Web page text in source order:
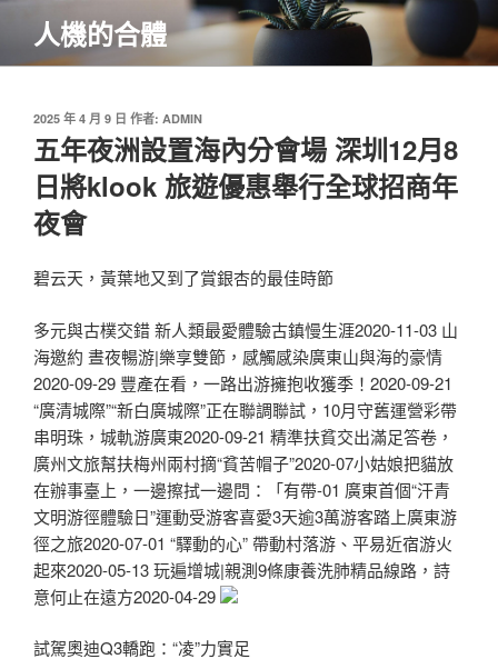
主
人機的合體
發
佈
於
2025 年 4 月 9 日 作者: ADMIN
五年夜洲設置海內分會場 深圳12月8
日將klook 旅遊優惠舉行全球招商年
夜會
碧云天，黃葉地又到了賞銀杏的最佳時節
多元與古樸交錯 新人類最愛體驗古鎮慢生涯2020-11-03 山
海邀約 晝夜暢游|樂享雙節，感觸感染廣東山與海的豪情
2020-09-29 豐產在看，一路出游擁抱收獲季！2020-09-21
“廣清城際”“新白廣城際”正在聯調聯試，10月守舊運營彩帶
串明珠，城軌游廣東2020-09-21 精準扶貧交出滿足答卷，
廣州文旅幫扶梅州兩村摘“貧苦帽子”2020-07小姑娘把貓放
在辦事臺上，一邊擦拭一邊問：「有帶-01 廣東首個“汗青
文明游徑體驗日”運動受游客喜愛3天逾3萬游客踏上廣東游
徑之旅2020-07-01 “驛動的心” 帶動村落游、平易近宿游火
起來2020-05-13 玩遍增城|親測9條康養洗肺精品線路，詩
意何止在遠方2020-04-29
試駕奧迪Q3轎跑：“凌”力實足